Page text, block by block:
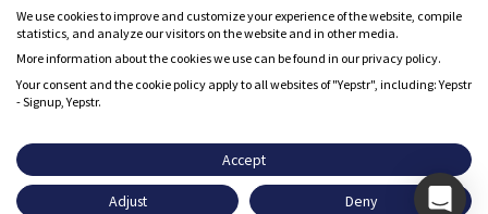
Ladda ned Yepstr
Ladda ned Yepstr
Yepstr AB • Org. 556997-9817 • Skeppsbron 28, 111 30
Stockholm
upplevelse.
We use cookies to improve and customize your experience of the website, compile
statistics, and analyze our visitors on the website and in other media.
More information about the cookies we use can be found in our privacy policy.
Your consent and the cookie policy apply to all websites of "Yepstr", including: Yepstr
- Signup, Yepstr.
Accept
Adjust Deny